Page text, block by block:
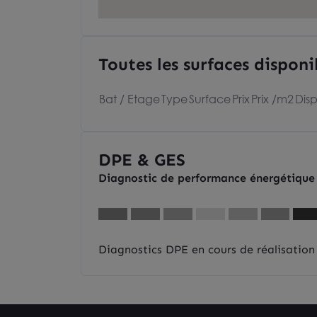
Toutes les surfaces
Bat / EtageTypeSurfacePrixPrix /m2
DPE & GES
Diagnostic de performance énergétique
Diagnostics DPE en cours de réalisation